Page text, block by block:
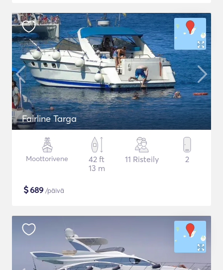
Fairline Targa
Moottorivene
42 ft
13 m
11 Risteily 2
$689 /päivä